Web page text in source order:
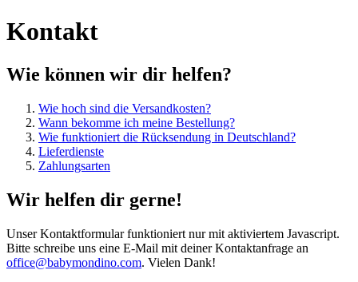
Kontakt
Wie können wir dir helfen?
Wie hoch sind die Versandkosten?
Wann bekomme ich meine Bestellung?
Wie funktioniert die Rücksendung in Deutschland?
Lieferdienste
Zahlungsarten
Wir helfen dir gerne!
Unser Kontaktformular funktioniert nur mit aktiviertem Javascript.
Bitte schreibe uns eine E-Mail mit deiner Kontaktanfrage an
office@babymondino.com. Vielen Dank!